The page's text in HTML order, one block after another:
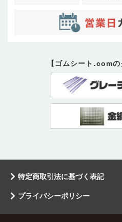
【ゴムシート.comの
特定商取引法に基づく表記
プライバシーポリシー